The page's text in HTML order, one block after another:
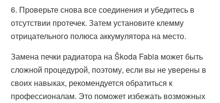
6. Проверьте снова все соединения и убедитесь в
отсутствии протечек. Затем установите клемму
отрицательного полюса аккумулятора на место.
Замена печки радиатора на Škoda Fabia может быть
сложной процедурой, поэтому, если вы не уверены в
своих навыках, рекомендуется обратиться к
профессионалам. Это поможет избежать возможных